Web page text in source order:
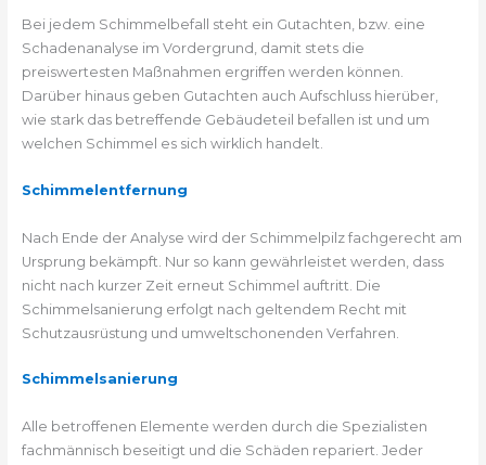
Bei jedem Schimmelbefall steht ein Gutachten, bzw. eine
Schadenanalyse im Vordergrund, damit stets die
preiswertesten Maßnahmen ergriffen werden können.
Darüber hinaus geben Gutachten auch Aufschluss hierüber,
wie stark das betreffende Gebäudeteil befallen ist und um
welchen Schimmel es sich wirklich handelt.
Schimmelentfernung
Nach Ende der Analyse wird der Schimmelpilz fachgerecht am
Ursprung bekämpft. Nur so kann gewährleistet werden, dass
nicht nach kurzer Zeit erneut Schimmel auftritt. Die
Schimmelsanierung erfolgt nach geltendem Recht mit
Schutzausrüstung und umweltschonenden Verfahren.
Schimmelsanierung
Alle betroffenen Elemente werden durch die Spezialisten
fachmännisch beseitigt und die Schäden repariert. Jeder